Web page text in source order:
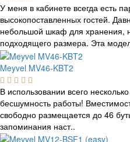
У меня в кабинете всегда есть
высокопоставленных гостей.
небольшой шкаф для хранения,
подходящего размера. Эта
Meyvel MV46-KBT2
В использовании всего
бесшумность работы!
свободно размещается до 46
запоминания наст..